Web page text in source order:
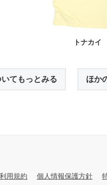
トナカイ
てもっとみる ほか
利用規約 個人情報保護方針